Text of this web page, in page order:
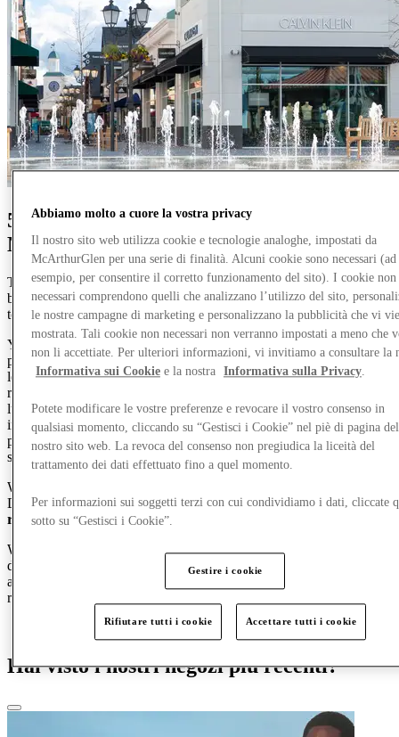
5 Years of Style, Savings & So Much
More
This year marks our 5 Year Anniversary, and there’s never been a
better time to discover everything McArthurGlen West Midlands has
to offer!
You’ll find everything you need for a day out well spent – from
playful family moments to effortless style, with designer brands for
less andsavings of up to 60% off. Discover the latest arrivals,
refresh your wardrobe and explore fashion, accessories and little
luxuries from the brands you love. With new and exciting arrivals,
includingBelstaff,Polo Ralph LaurenandFrench Connection,
plus an exclusive Pop-Up experience, it’s your go-to destination for
style and savings.
Why not make a day of it? Enjoy a relaxed coffee break at 200
Degrees or sit down for a delicious meal at one of our10 cafés and
restaurants.
With complimentary
,free parkingandEV charging
day out to
McArthurGlen West Midlands is sure to be as smooth
as it is enjoyable. So plan your visit today to make this Easter one to
remember.
Plan your visit
Hai visto i nostri negozi più recenti?
Abbiamo molto a cuore la vostra privacy
Il nostro sito web utilizza cookie e tecnologie analoghe, impostati da
McArthurGlen per una serie di finalità. Alcuni cookie sono necessari (ad
esempio, per consentire il corretto funzionamento del sito). I cookie non
necessari comprendono quelli che analizzano l’utilizzo del sito,
le nostre campagne di marketing e personalizzano la pubblicità che vi
mostrata. Tali cookie non necessari non verranno impostati a meno che
non li accettiate. Per ulteriori informazioni, vi invitiamo a consultare la
Informativa sui Cookiee la nostra Informativa sulla Privacy.
Potete modificare le vostre preferenze e revocare il vostro consenso in
qualsiasi momento, cliccando su “Gestisci i Cookie” nel piè di pagina del
nostro sito web. La revoca del consenso non pregiudica la liceità del
trattamento dei dati effettuato fino a quel momento.
Per informazioni sui soggetti terzi con cui condividiamo i dati, cliccate
sotto su “Gestisci i Cookie”.
Gestire i cookie
Rifiutare tutti i cookie Accettare tutti i cookie